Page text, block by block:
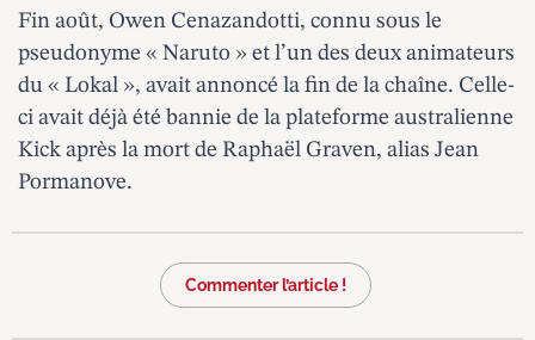
Fin août, Owen Cenazandotti, connu sous le
pseudonyme « Naruto » et l’un des deux animateurs
du « Lokal », avait annoncé la fin de la chaîne. Celle-
ci avait déjà été bannie de la plateforme australienne
Kick après la mort de Raphaël Graven, alias Jean
Pormanove.
Commenter l’article !